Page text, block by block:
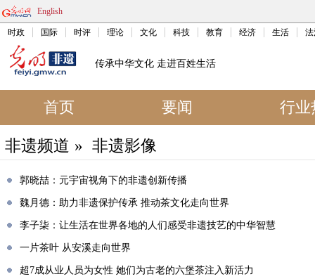
English
时政 国际 时评 理论 文化 科技 教育 经济 生活
传承中华文化 走进百姓生活
首页 要闻 行业
非遗频道 » 非遗影像
郭晓喆：元宇宙视角下的非遗创新传播
魏月德：助力非遗保护传承 推动茶文化走向世界
李子柒：让生活在世界各地的人们感受非遗技艺的中华智慧
一片茶叶 从安溪走向世界
超7成从业人员为女性 她们为古老的六堡茶注入新活力